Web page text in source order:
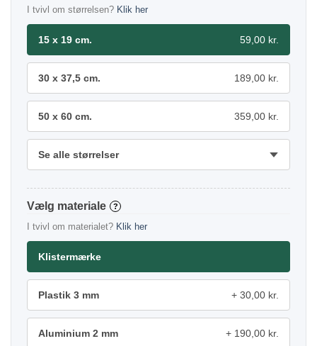
I tvivl om størrelsen? Klik her
15 x 19 cm. 59,00 kr.
30 x 37,5 cm. 189,00 kr.
50 x 60 cm. 359,00 kr.
Se alle størrelser
materiale ?
I tvivl om materialet? Klik her
Klistermærke
Plastik 3 mm 30,00 kr.
Aluminium 2 mm 190,00 kr.